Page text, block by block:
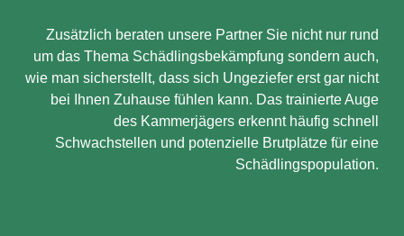
Zusätzlich beraten unsere Partner Sie nicht nur rund
um das Thema Schädlingsbekämpfung sondern auch,
wie man sicherstellt, dass sich Ungeziefer erst gar nicht
bei Ihnen Zuhause fühlen kann. Das trainierte Auge
des Kammerjägers erkennt häufig schnell
Schwachstellen und potenzielle Brutplätze für eine
Schädlingspopulation.